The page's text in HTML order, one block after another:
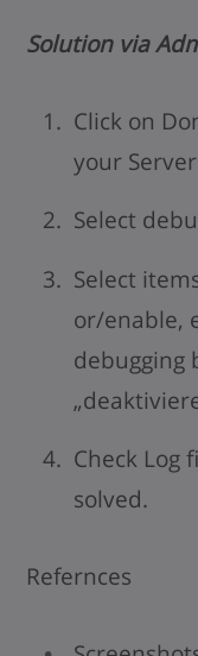
Solution via
Click on
your Server
Select
Select
or/enable,
debugging
Check Log
solved.
Refernces